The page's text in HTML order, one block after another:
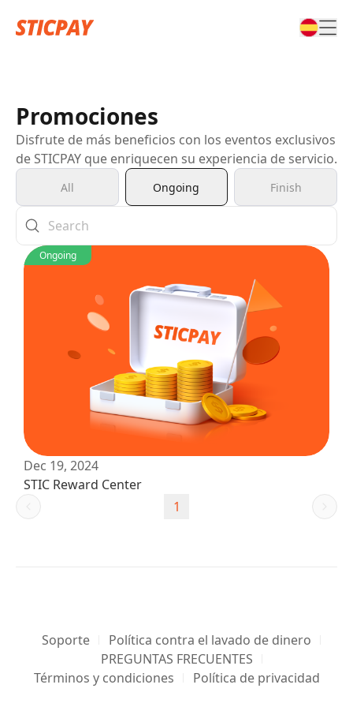
Promociones
Disfrute de más beneficios con los eventos exclusivos
de STICPAY que enriquecen su experiencia de servicio.
All Ongoing Finish
Ongoing
Dec 19, 2024
STIC Reward Center
1
Soporte
Política contra el lavado de dinero
PREGUNTAS FRECUENTES
Términos y condiciones
Política de privacidad